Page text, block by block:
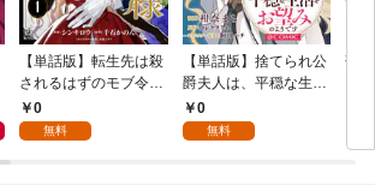
【単話版】転生先は殺
されるはずのモブ令嬢
でした～見知らぬ公爵
様との婚約は想定外で
0
無料
【単話版】捨てられ公
爵夫人は、平穏な生活
をお望みのようです@
COMIC 第1話
0
無料
落